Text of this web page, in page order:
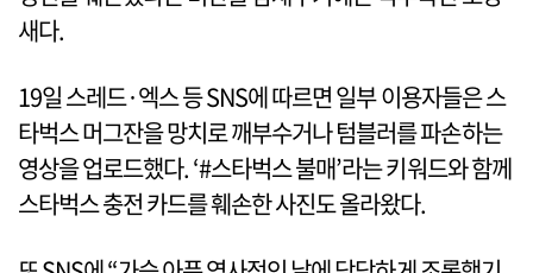
새다.
19일 스레드·엑스 등 SNS에 따르면 일부 이용자들은 스
타벅스 머그잔을 망치로 깨부수거나 텀블러를 파손하는
영상을 업로드했다. ‘#스타벅스 불매’라는 키워드와 함께
스타벅스 충전 카드를 훼손한 사진도 올라왔다.